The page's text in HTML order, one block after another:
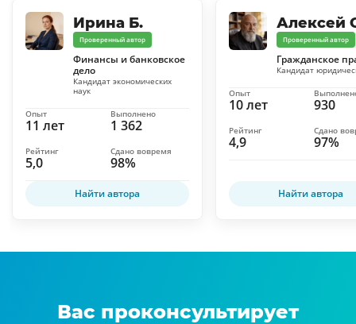
Ирина Б.
Проверенный автор
Финансы и банковское
дело
Кандидат экономических
наук
11 лет
Опыт
1 362
Выполнено
5,0
Рейтинг
98%
Сдано вовремя
Найти автора
Алексей
Проверенный автор
Гражданское
Кандидат
10 лет
Опыт
930
4,9
Рейтинг
97%
Сдано
Найти автора
Вас проконсультирует